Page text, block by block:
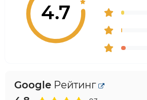
4.7
Google Рейтинг